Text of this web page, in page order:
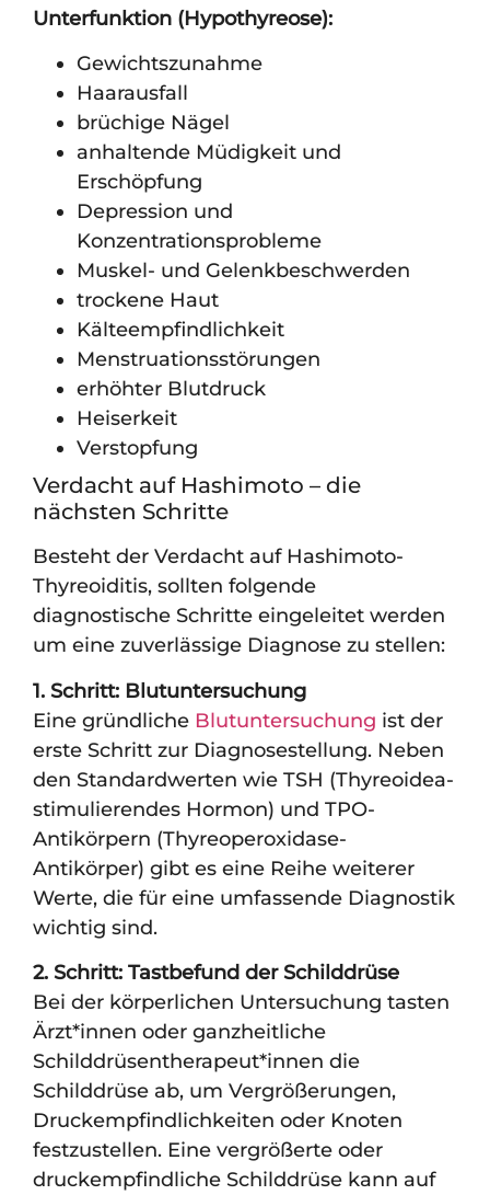
Unterfunktion (Hypothyreose):
Gewichtszunahme
Haarausfall
brüchige Nägel
anhaltende Müdigkeit und
Erschöpfung
Depression und
Konzentrationsprobleme
Muskel- und Gelenkbeschwerden
trockene Haut
Kälteempfindlichkeit
Menstruationsstörungen
erhöhter Blutdruck
Heiserkeit
Verstopfung
Verdacht auf Hashimoto – die
nächsten Schritte
Besteht der Verdacht auf Hashimoto-
Thyreoiditis, sollten folgende
diagnostische Schritte eingeleitet werden
um eine zuverlässige Diagnose zu stellen:
1. Schritt: Blutuntersuchung
Eine gründliche Blutuntersuchung ist der
erste Schritt zur Diagnosestellung. Neben
den Standardwerten wie TSH (Thyreoidea-
stimulierendes Hormon) und TPO-
Antikörpern (Thyreoperoxidase-
Antikörper) gibt es eine Reihe weiterer
Werte, die für eine umfassende Diagnostik
wichtig sind.
2. Schritt: Tastbefund der Schilddrüse
Bei der körperlichen Untersuchung tasten
Ärzt*innen oder ganzheitliche
Schilddrüsentherapeut*innen die
Schilddrüse ab, um Vergrößerungen,
Druckempfindlichkeiten oder Knoten
festzustellen. Eine vergrößerte oder
druckempfindliche Schilddrüse kann auf